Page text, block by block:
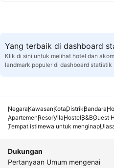
Yang terbaik di dashboard
Klik di sini untuk melihat hotel dan
landmark populer di dashboard statistik
NegaraKawasanKotaDistrikBandara
ApartemenResorVilaHostelB&BGuest
Tempat istimewa untuk menginap
Dukungan
Pertanyaan Umum mengenai